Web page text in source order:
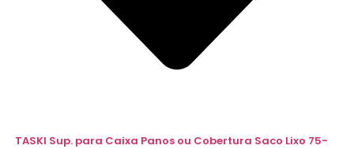
TASKI Sup. para Caixa Panos ou Cobertura Saco Lixo 75-